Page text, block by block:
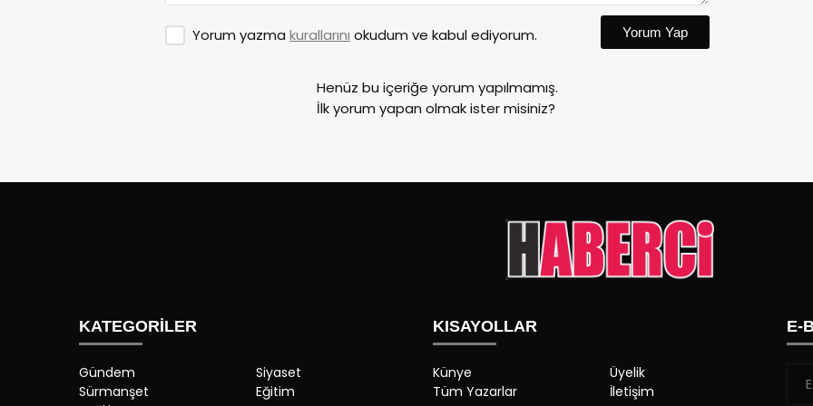
Yorum yazma kurallarını okudum ve kabul ediyorum. Yorum Yap
Henüz bu içeriğe yorum yapılmamış.
İlk yorum yapan olmak ister misiniz?
KATEGORİLER
Gündem
Siyaset
Sürmanşet
Eğitim
KISAYOLLAR
Künye
Üyelik
Tüm Yazarlar
İletişim
E-